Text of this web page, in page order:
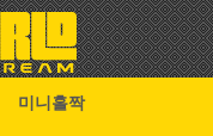
미니홀짝